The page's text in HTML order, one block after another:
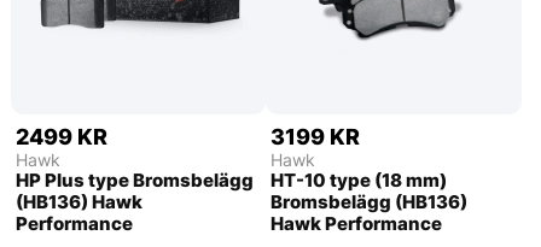
2499 KR
Hawk
HP Plus type Bromsbelägg
(HB136) Hawk
Performance
3199 KR
Hawk
HT-10 type (18 mm)
Bromsbelägg (HB136)
Hawk Performance